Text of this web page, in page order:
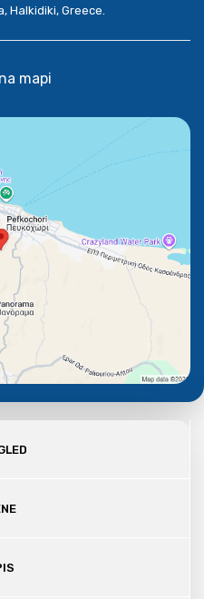
Halkidiki, Greece.
mapi